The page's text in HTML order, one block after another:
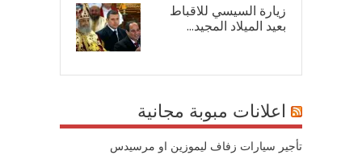
زيارة السيسي للاقباط
بعيد الميلاد المجيد...
اعلانات مبوبة مجانية
تأجير سيارات زفاف ليموزين او مرسيدس